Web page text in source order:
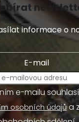
informace o
E-mail
e-mailu
osobních údajůa